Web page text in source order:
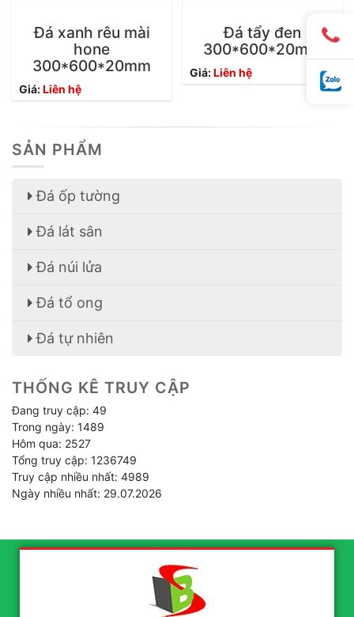
Đá xanh rêu mài
hone
300*600*20mm
Giá:Liên hệ
Đá tẩy đen
300*600*20mm
Giá:Liên hệ
SẢN PHẨM
Đá ốp tường
Đá lát sân
Đá núi lửa
Đá tổ ong
Đá tự nhiên
THỐNG KÊ TRUY CẬP
Đang truy cập: 49
Trong ngày: 1489
Hôm qua: 2527
Tổng truy cập: 1236749
Truy cập nhiều nhất: 4989
Ngày nhiều nhất: 29.07.2026